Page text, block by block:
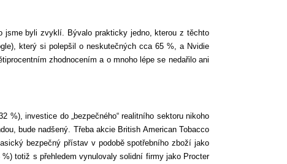
jsme byli zvyklí. Bývalo prakticky jedno, kterou z těchto
který si polepšil o neskutečných cca 65 %, a Nvidie
zhodnocením a o mnoho lépe se nedařilo ani
investice do „bezpečného“ realitního sektoru nikoho
bude nadšený. Třeba akcie British American Tobacco
bezpečný přístav v podobě spotřebního zboží jako
totiž s přehledem vynulovaly solidní firmy jako Procter